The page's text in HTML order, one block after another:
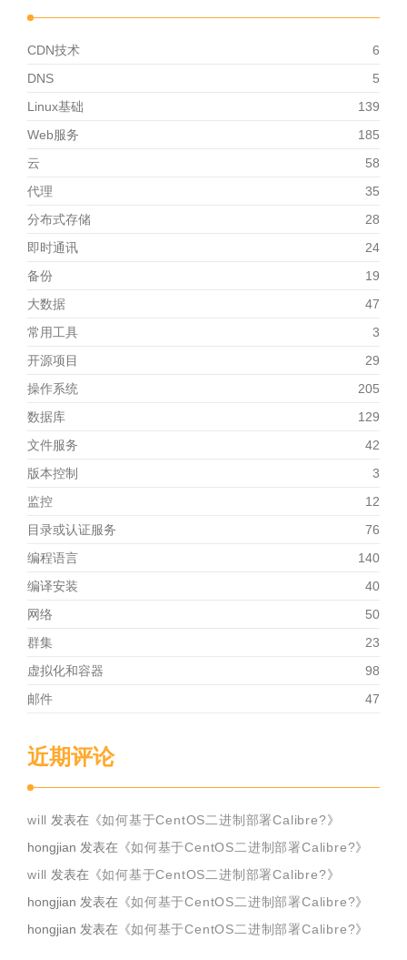
CDN技术
6
DNS
5
Linux基础
139
Web服务
185
云
58
代理
35
分布式存储
28
即时通讯
24
备份
19
大数据
47
常用工具
3
开源项目
29
操作系统
205
数据库
129
文件服务
42
版本控制
3
监控
12
目录或认证服务
76
编程语言
140
编译安装
40
网络
50
群集
23
虚拟化和容器
98
邮件
47
近期评论
will 发表在《如何基于CentOS二进制部署Calibre?》
hongjian 发表在《如何基于CentOS二进制部署Calibre?》
will 发表在《如何基于CentOS二进制部署Calibre?》
hongjian 发表在《如何基于CentOS二进制部署Calibre?》
hongjian 发表在《如何基于CentOS二进制部署Calibre?》